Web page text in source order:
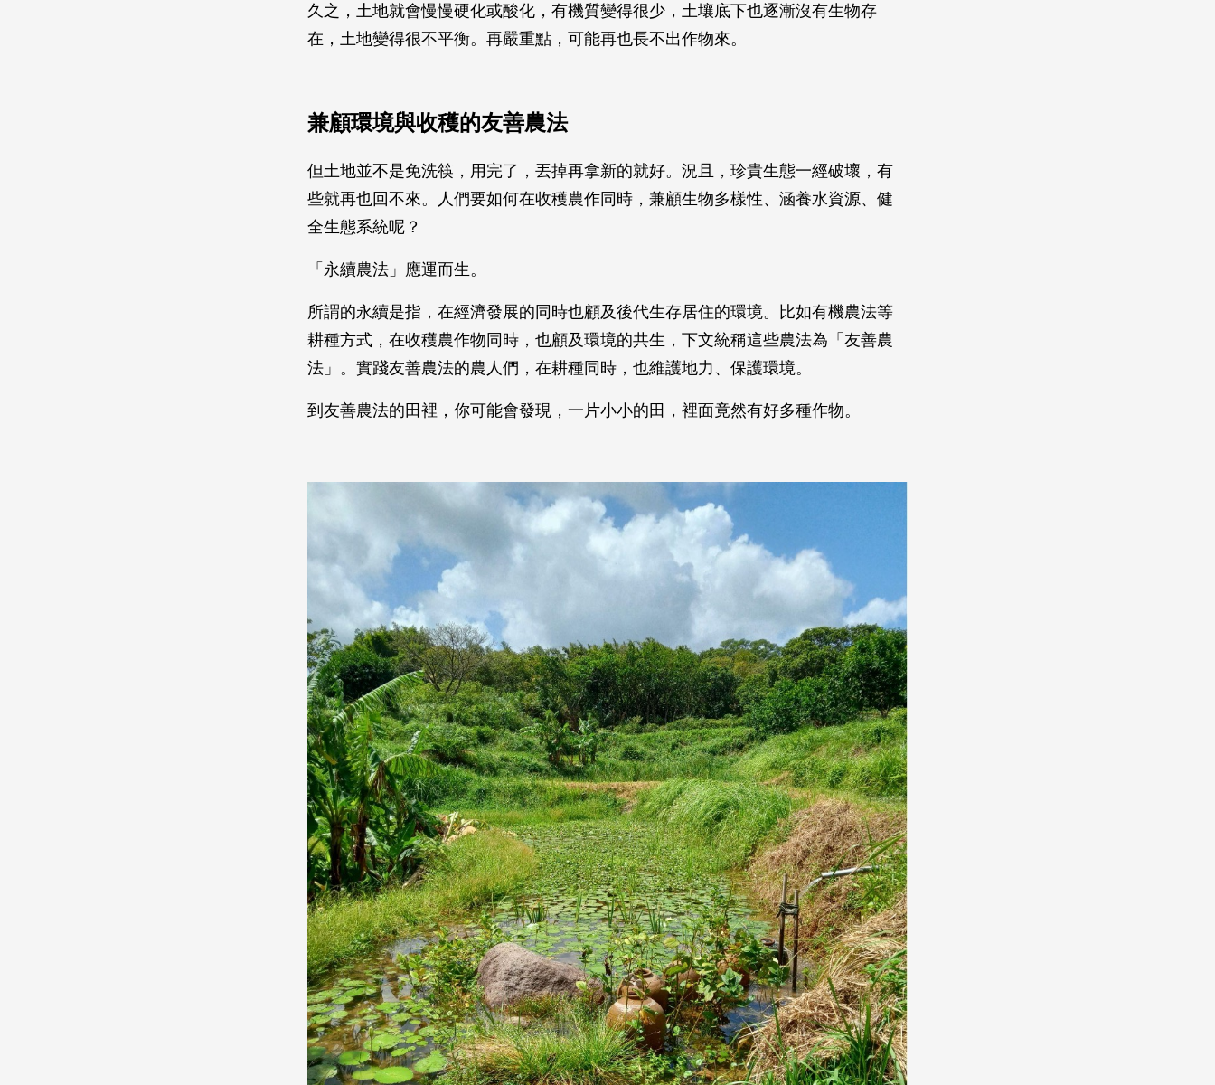
久之，土地就會慢慢硬化或酸化，有機質變得很少，土壤底下也逐漸沒有生物存
在，土地變得很不平衡。再嚴重點，可能再也長不出作物來。
兼顧環境與收穫的友善農法
但土地並不是免洗筷，用完了，丟掉再拿新的就好。況且，珍貴生態一經破壞，有
些就再也回不來。人們要如何在收穫農作同時，兼顧生物多樣性、涵養水資源、健
全生態系統呢？
「永續農法」應運而生。
所謂的永續是指，在經濟發展的同時也顧及後代生存居住的環境。比如有機農法等
耕種方式，在收穫農作物同時，也顧及環境的共生，下文統稱這些農法為「友善農
法」。實踐友善農法的農人們，在耕種同時，也維護地力、保護環境。
到友善農法的田裡，你可能會發現，一片小小的田，裡面竟然有好多種作物。